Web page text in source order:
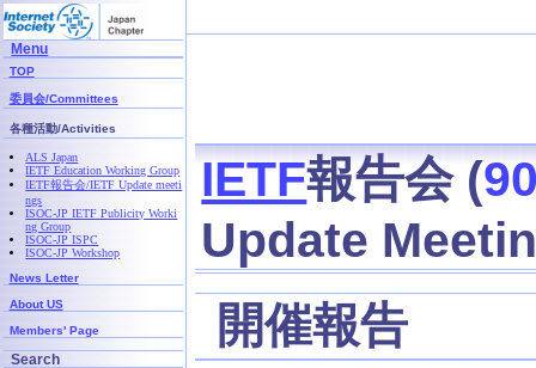
IETF報告会 (
Update
開催報告
Menu
TOP
委員会/Committees
各種活動/Activities
ALS Japan
IETF Education Working Group
IETF報告会/IETF Update meeti
ngs
ISOC-JP IETF Publicity Worki
ng Group
ISOC-JP ISPC
ISOC-JP Workshop
News Letter
About US
Members' Page
Search